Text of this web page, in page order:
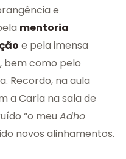
e
mentoria
e pela imensa
bem como pelo
Recordo, na aula
a Carla na sala de
“o meu Adho
novos alinhamentos.